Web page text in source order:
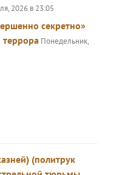
2026 в 23:05
секретно»
Понедельник,
(политрук